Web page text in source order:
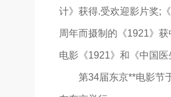
计》获得.受欢迎影片奖;
周年而摄制的《1921》
电影《1921》和《中国医
第34届东京**电影节